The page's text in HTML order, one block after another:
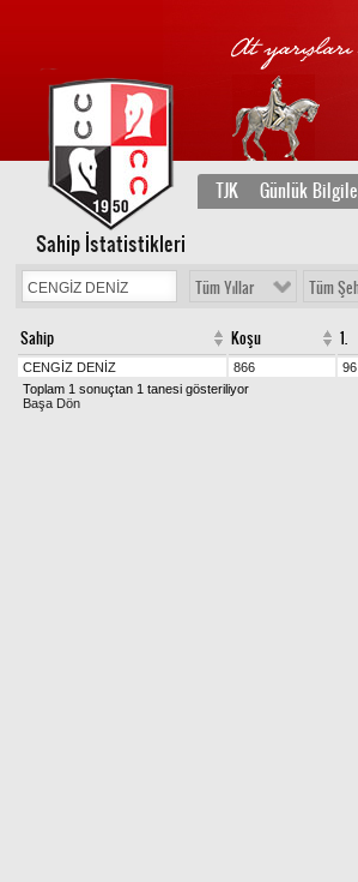
TJK Günlük
Sahip İstatistikleri
Tüm Yıllar Tüm
Sahip Koşu 1.
CENGİZ DENİZ 866 96
Toplam 1 sonuçtan 1 tanesi gösteriliyor
Başa Dön